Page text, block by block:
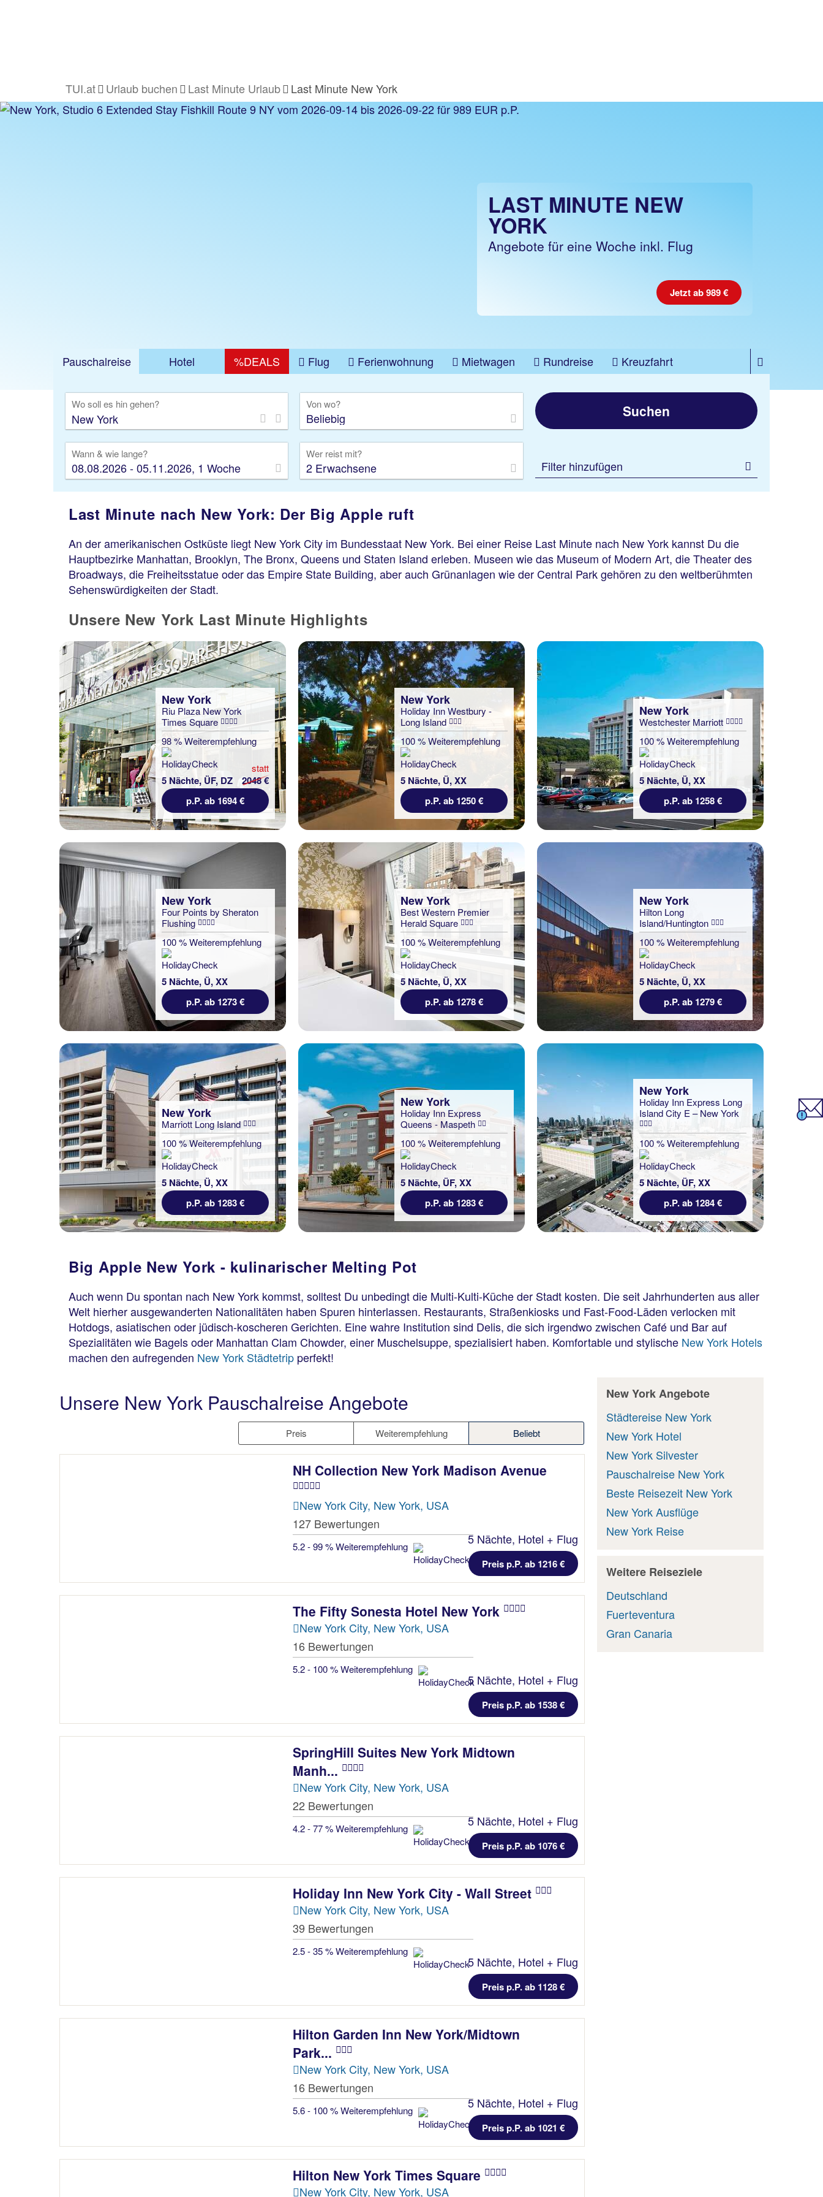
TUI.at Urlaub buchen Last Minute Urlaub Last Minute New York
LAST MINUTE NEW
YORK
Angebote für eine Woche inkl. Flug
Jetzt ab 989 €
Pauschalreise Hotel %DEALS Flug Ferienwohnung Mietwagen Rundreise
Kreuzfahrt
Wo soll es hin gehen? Von wo?
Beliebig
Wann & wie lange?
08.08.2026 - 05.11.2026, 1 Woche
Wer reist mit?
2 Erwachsene
Suchen
Filter hinzufügen
Last Minute nach New York: Der Big Apple ruft
An der amerikanischen Ostküste liegt New York City im Bundesstaat New York. Bei einer Reise Last Minute nach New York kannst Du die
Hauptbezirke Manhattan, Brooklyn, The Bronx, Queens und Staten Island erleben. Museen wie das Museum of Modern Art, die Theater des
Broadways, die Freiheitsstatue oder das Empire State Building, aber auch Grünanlagen wie der Central Park gehören zu den weltberühmten
Sehenswürdigkeiten der Stadt.
Unsere New York Last Minute Highlights
New York
Riu Plaza New York
Times Square
98 % Weiterempfehlung
5 Nächte, ÜF, DZ
statt
2048 €
p.P. ab 1694 €
New York
Holiday Inn Westbury -
Long Island
100 % Weiterempfehlung
5 Nächte, Ü, XX
p.P. ab 1250 €
New York
Westchester Marriott
100 % Weiterempfehlung
5 Nächte, Ü, XX
p.P. ab 1258 €
New York
Four Points by Sheraton
Flushing
100 % Weiterempfehlung
5 Nächte, Ü, XX
p.P. ab 1273 €
New York
Best Western Premier
Herald Square
100 % Weiterempfehlung
5 Nächte, Ü, XX
p.P. ab 1278 €
New York
Hilton Long
Island/Huntington
100 % Weiterempfehlung
5 Nächte, Ü, XX
p.P. ab 1279 €
New York
Marriott Long Island
100 % Weiterempfehlung
5 Nächte, Ü, XX
p.P. ab 1283 €
New York
Holiday Inn Express
Queens - Maspeth
100 % Weiterempfehlung
5 Nächte, ÜF, XX
p.P. ab 1283 €
New York
Holiday Inn Express Long
Island City E – New York
100 % Weiterempfehlung
5 Nächte, ÜF, XX
p.P. ab 1284 €
Big Apple New York - kulinarischer Melting Pot
Auch wenn Du spontan nach New York kommst, solltest Du unbedingt die Multi-Kulti-Küche der Stadt kosten. Die seit Jahrhunderten aus aller
Welt hierher ausgewanderten Nationalitäten haben Spuren hinterlassen. Restaurants, Straßenkiosks und Fast-Food-Läden verlocken mit
Hotdogs, asiatischen oder jüdisch-koscheren Gerichten. Eine wahre Institution sind Delis, die sich irgendwo zwischen Café und Bar auf
Spezialitäten wie Bagels oder Manhattan Clam Chowder, einer Muschelsuppe, spezialisiert haben. Komfortable und stylische New York Hotels
machen den aufregenden New York Städtetrip perfekt!
Unsere New York Pauschalreise Angebote
Preis Weiterempfehlung Beliebt
NH Collection New York Madison Avenue
New York City, New York, USA
127 Bewertungen
5.2 - 99 % Weiterempfehlung 5 Nächte, Hotel + Flug
Preis p.P. ab 1216 €
The Fifty Sonesta Hotel New York
New York City, New York, USA
16 Bewertungen
5.2 - 100 % Weiterempfehlung
5 Nächte, Hotel + Flug
Preis p.P. ab 1538 €
SpringHill Suites New York Midtown
Manh...
New York City, New York, USA
22 Bewertungen
4.2 - 77 % Weiterempfehlung 5 Nächte, Hotel + Flug
Preis p.P. ab 1076 €
Holiday Inn New York City - Wall Street
New York City, New York, USA
39 Bewertungen
2.5 - 35 % Weiterempfehlung
5 Nächte, Hotel + Flug
Preis p.P. ab 1128 €
Hilton Garden Inn New York/Midtown
Park...
New York City, New York, USA
16 Bewertungen
5.6 - 100 % Weiterempfehlung 5 Nächte, Hotel + Flug
Preis p.P. ab 1021 €
Hilton New York Times Square
New York City, New York, USA
New York Angebote
Städtereise New York
New York Hotel
New York Silvester
Pauschalreise New York
Beste Reisezeit New York
New York Ausflüge
New York Reise
Weitere Reiseziele
Deutschland
Fuerteventura
Gran Canaria